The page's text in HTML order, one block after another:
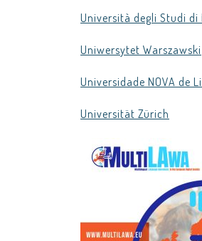
Università degli Studi di
Uniwersytet Warszawski
Universidade NOVA de
Universität Zürich